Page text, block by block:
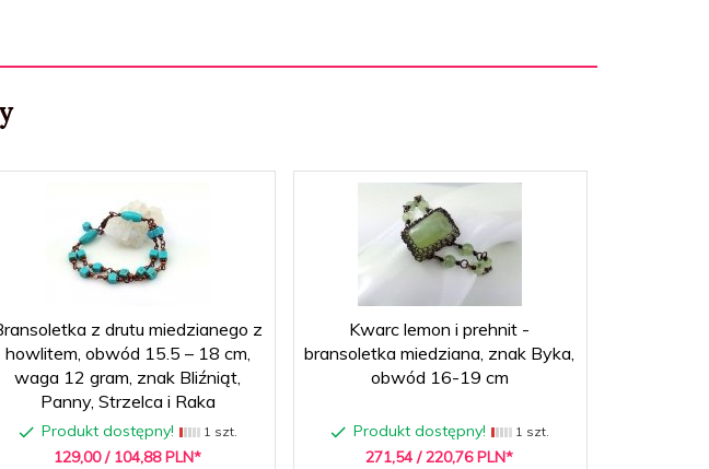
z drutu miedzianego z
howlitem, obwód 15.5 – 18 cm,
waga 12 gram, znak Bliźniąt,
Panny, Strzelca i Raka
Produkt dostępny! 1 szt.
129,00 / 104,88 PLN*
Kwarc lemon i prehnit -
bransoletka miedziana, znak Byka,
obwód 16-19 cm
Produkt dostępny! 1 szt.
271,54 / 220,76 PLN*